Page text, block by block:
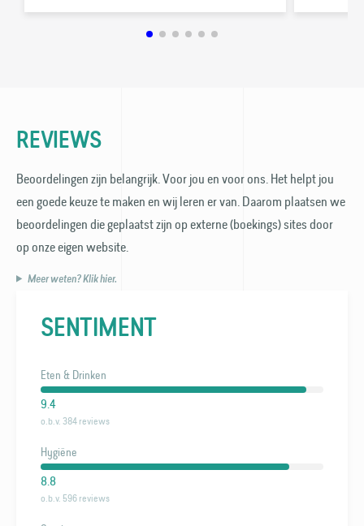
REVIEWS
Beoordelingen zijn belangrijk. Voor jou en voor ons. Het helpt jou
een goede keuze te maken en wij leren er van. Daarom plaatsen we
beoordelingen die geplaatst zijn op externe (boekings) sites door
op onze eigen website.
Meer weten? Klik hier.
SENTIMENT
Eten & Drinken
9.4
o.b.v. 384 reviews
Hygiëne
8.8
o.b.v. 596 reviews